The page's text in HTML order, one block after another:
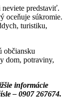
predstaviť.
oceňuje súkromie.
turistiku,
občiansku
dom, potraviny,
informácie
– 0907 267674.